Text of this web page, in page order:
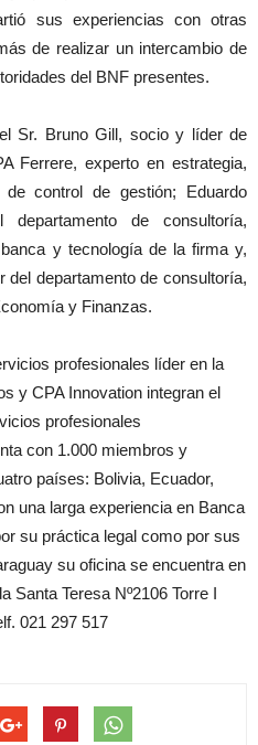
sus experiencias con otras
de realizar un intercambio de
del BNF presentes.
Sr. Bruno Gill, socio y líder de
Ferrere, experto en estrategia,
control de gestión; Eduardo
de consultoría,
y tecnología de la firma y,
del departamento de consultoría,
y Finanzas.
profesionales líder en la
y CPA Innovation integran el
profesionales
con 1.000 miembros y
países: Bolivia, Ecuador,
una larga experiencia en Banca
su práctica legal como por sus
su oficina se encuentra en
Santa Teresa Nº2106 Torre I
021 297 517